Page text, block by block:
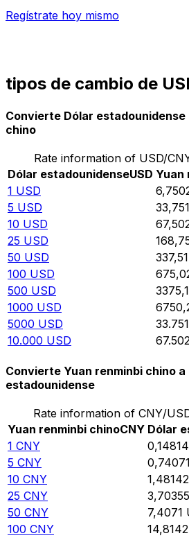
Regístrate hoy mismo
tipos de cambio de
Convierte Dólar estadounidense
chino
Rate information of USD/
Dólar estadounidenseUSD Yuan
1 USD
5 USD
10 USD
25 USD
50 USD
100 USD
500 USD
1000 USD
5000 USD
10.000 USD
Convierte Yuan renminbi chino a
estadounidense
Rate information of CNY/
Yuan renminbi chinoCNY Dólar
1 CNY
5 CNY 0,74071
10 CNY 1,48142
25 CNY 3,70355
50 CNY 7,4071
100 CNY 14,8142